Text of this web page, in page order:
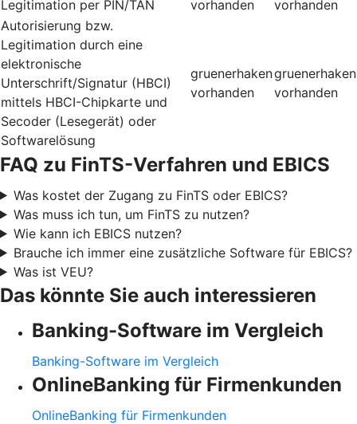
Legitimation per PIN/TAN
vorhanden
vorhanden
Autorisierung bzw.
Legitimation durch eine
elektronische
Unterschrift/Signatur (HBCI)
mittels HBCI-Chipkarte und
Secoder (Lesegerät) oder
Softwarelösung
gruenerhaken
vorhanden
gruenerhaken
vorhanden
FAQ zu FinTS-Verfahren und EBICS
Was kostet der Zugang zu FinTS oder EBICS?
Was muss ich tun, um FinTS zu nutzen?
Wie kann ich EBICS nutzen?
Brauche ich immer eine zusätzliche Software für EBICS?
Was ist VEU?
Das könnte Sie auch interessieren
Banking-Software im Vergleich
Banking-Software im Vergleich
OnlineBanking für Firmenkunden
OnlineBanking für Firmenkunden